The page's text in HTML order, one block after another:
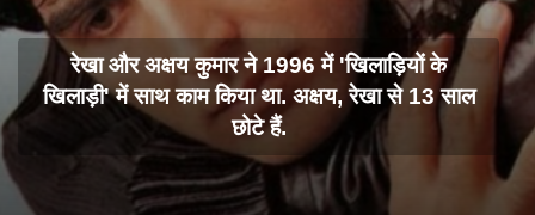
रेखा और अक्षय कुमार ने 1996 में 'खिलाड़ियों के
खिलाड़ी' में साथ काम किया था. अक्षय, रेखा से 13 साल
छोटे हैं.